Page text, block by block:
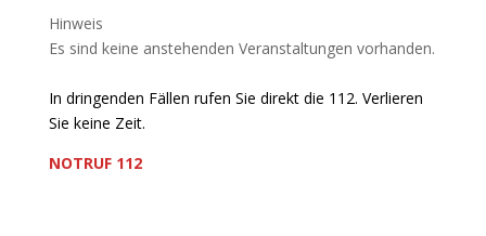
Hinweis
Es sind keine anstehenden Veranstaltungen vorhanden.
In dringenden Fällen rufen Sie direkt die 112. Verlieren
Sie keine Zeit.
NOTRUF 112